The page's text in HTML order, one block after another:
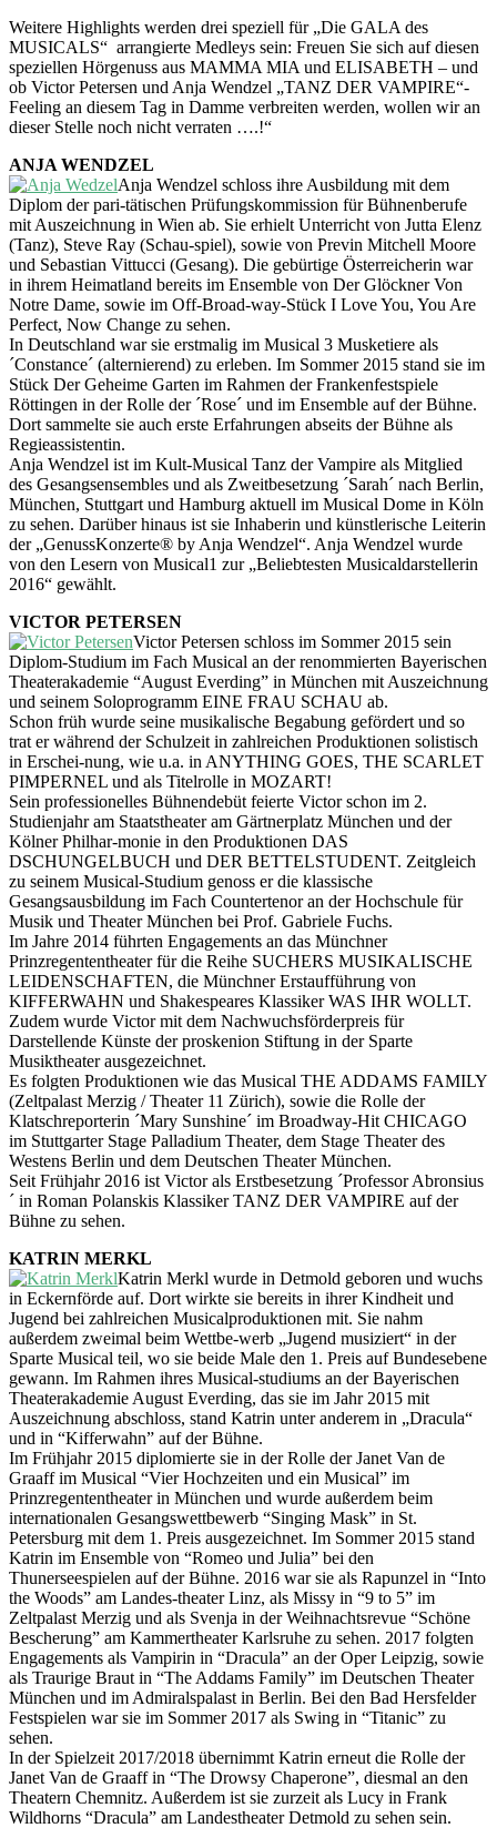
Weitere Highlights werden drei speziell für „Die GALA des
MUSICALS“ arrangierte Medleys sein: Freuen Sie sich auf diesen
speziellen Hörgenuss aus MAMMA MIA und ELISABETH – und
ob Victor Petersen und Anja Wendzel „TANZ DER VAMPIRE“-
Feeling an diesem Tag in Damme verbreiten werden, wollen wir an
dieser Stelle noch nicht verraten ….!“
ANJA WENDZEL
Anja Wendzel schloss ihre Ausbildung mit dem
Diplom der pari-tätischen Prüfungskommission für Bühnenberufe
mit Auszeichnung in Wien ab. Sie erhielt Unterricht von Jutta Elenz
(Tanz), Steve Ray (Schau-spiel), sowie von Previn Mitchell Moore
und Sebastian Vittucci (Gesang). Die gebürtige Österreicherin war
in ihrem Heimatland bereits im Ensemble von Der Glöckner Von
Notre Dame, sowie im Off-Broad-way-Stück I Love You, You Are
Perfect, Now Change zu sehen.
In Deutschland war sie erstmalig im Musical 3 Musketiere als
´Constance´ (alternierend) zu erleben. Im Sommer 2015 stand sie im
Stück Der Geheime Garten im Rahmen der Frankenfestspiele
Röttingen in der Rolle der ´Rose´ und im Ensemble auf der Bühne.
Dort sammelte sie auch erste Erfahrungen abseits der Bühne als
Regieassistentin.
Anja Wendzel ist im Kult-Musical Tanz der Vampire als Mitglied
des Gesangsensembles und als Zweitbesetzung ´Sarah´ nach Berlin,
München, Stuttgart und Hamburg aktuell im Musical Dome in Köln
zu sehen. Darüber hinaus ist sie Inhaberin und künstlerische Leiterin
der „GenussKonzerte® by Anja Wendzel“. Anja Wendzel wurde
von den Lesern von Musical1 zur „Beliebtesten Musicaldarstellerin
2016“ gewählt.
VICTOR PETERSEN
Victor Petersen schloss im Sommer 2015 sein
Diplom-Studium im Fach Musical an der renommierten Bayerischen
Theaterakademie “August Everding” in München mit Auszeichnung
und seinem Soloprogramm EINE FRAU SCHAU ab.
Schon früh wurde seine musikalische Begabung gefördert und so
trat er während der Schulzeit in zahlreichen Produktionen solistisch
in Erschei-nung, wie u.a. in ANYTHING GOES, THE SCARLET
PIMPERNEL und als Titelrolle in MOZART!
Sein professionelles Bühnendebüt feierte Victor schon im 2.
Studienjahr am Staatstheater am Gärtnerplatz München und der
Kölner Philhar-monie in den Produktionen DAS
DSCHUNGELBUCH und DER BETTELSTUDENT. Zeitgleich
zu seinem Musical-Studium genoss er die klassische
Gesangsausbildung im Fach Countertenor an der Hochschule für
Musik und Theater München bei Prof. Gabriele Fuchs.
Im Jahre 2014 führten Engagements an das Münchner
Prinzregententheater für die Reihe SUCHERS MUSIKALISCHE
LEIDENSCHAFTEN, die Münchner Erstaufführung von
KIFFERWAHN und Shakespeares Klassiker WAS IHR WOLLT.
Zudem wurde Victor mit dem Nachwuchsförderpreis für
Darstellende Künste der proskenion Stiftung in der Sparte
Musiktheater ausgezeichnet.
Es folgten Produktionen wie das Musical THE ADDAMS FAMILY
(Zeltpalast Merzig / Theater 11 Zürich), sowie die Rolle der
Klatschreporterin ´Mary Sunshine´ im Broadway-Hit CHICAGO
im Stuttgarter Stage Palladium Theater, dem Stage Theater des
Westens Berlin und dem Deutschen Theater München.
Seit Frühjahr 2016 ist Victor als Erstbesetzung ´Professor Abronsius
´ in Roman Polanskis Klassiker TANZ DER VAMPIRE auf der
Bühne zu sehen.
KATRIN MERKL
Katrin Merkl wurde in Detmold geboren und wuchs
in Eckernförde auf. Dort wirkte sie bereits in ihrer Kindheit und
Jugend bei zahlreichen Musicalproduktionen mit. Sie nahm
außerdem zweimal beim Wettbe-werb „Jugend musiziert“ in der
Sparte Musical teil, wo sie beide Male den 1. Preis auf Bundesebene
gewann. Im Rahmen ihres Musical-studiums an der Bayerischen
Theaterakademie August Everding, das sie im Jahr 2015 mit
Auszeichnung abschloss, stand Katrin unter anderem in „Dracula“
und in “Kifferwahn” auf der Bühne.
Im Frühjahr 2015 diplomierte sie in der Rolle der Janet Van de
Graaff im Musical “Vier Hochzeiten und ein Musical” im
Prinzregententheater in München und wurde außerdem beim
internationalen Gesangswettbewerb “Singing Mask” in St.
Petersburg mit dem 1. Preis ausgezeichnet. Im Sommer 2015 stand
Katrin im Ensemble von “Romeo und Julia” bei den
Thunerseespielen auf der Bühne. 2016 war sie als Rapunzel in “Into
the Woods” am Landes-theater Linz, als Missy in “9 to 5” im
Zeltpalast Merzig und als Svenja in der Weihnachtsrevue “Schöne
Bescherung” am Kammertheater Karlsruhe zu sehen. 2017 folgten
Engagements als Vampirin in “Dracula” an der Oper Leipzig, sowie
als Traurige Braut in “The Addams Family” im Deutschen Theater
München und im Admiralspalast in Berlin. Bei den Bad Hersfelder
Festspielen war sie im Sommer 2017 als Swing in “Titanic” zu
sehen.
In der Spielzeit 2017/2018 übernimmt Katrin erneut die Rolle der
Janet Van de Graaff in “The Drowsy Chaperone”, diesmal an den
Theatern Chemnitz. Außerdem ist sie zurzeit als Lucy in Frank
Wildhorns “Dracula” am Landestheater Detmold zu sehen sein.